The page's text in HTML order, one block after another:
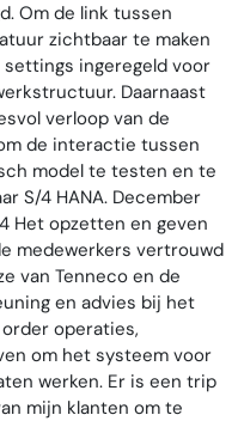
Om de link tussen
zichtbaar te maken
ingeregeld voor
Daarnaast
verloop van de
de interactie tussen
model te testen en te
S/4 HANA. December
Het opzetten en geven
medewerkers vertrouwd
van Tenneco en de
en advies bij het
operaties,
om het systeem voor
werken. Er is een trip
mijn klanten om te